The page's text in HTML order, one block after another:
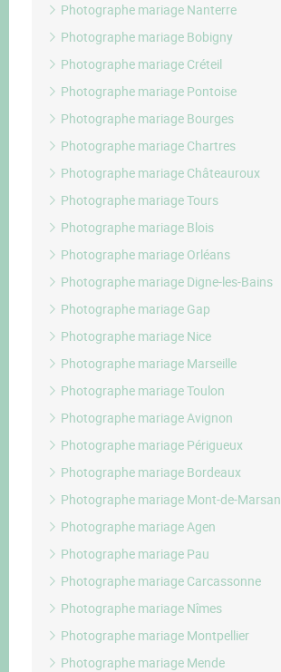
Photographe mariage Nanterre
Photographe mariage Bobigny
Photographe mariage Créteil
Photographe mariage Pontoise
Photographe mariage Bourges
Photographe mariage Chartres
Photographe mariage Châteauroux
Photographe mariage Tours
Photographe mariage Blois
Photographe mariage Orléans
Photographe mariage Digne-les-Bains
Photographe mariage Gap
Photographe mariage Nice
Photographe mariage Marseille
Photographe mariage Toulon
Photographe mariage Avignon
Photographe mariage Périgueux
Photographe mariage Bordeaux
Photographe mariage Mont-de-Marsan
Photographe mariage Agen
Photographe mariage Pau
Photographe mariage Carcassonne
Photographe mariage Nîmes
Photographe mariage Montpellier
Photographe mariage Mende